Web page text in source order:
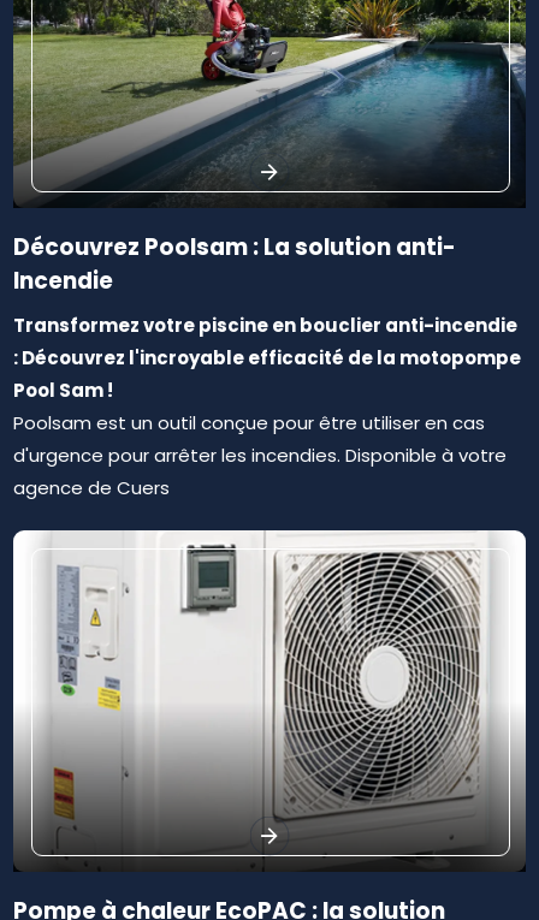
Découvrez Poolsam : La solution anti-
Incendie
Transformez votre piscine en bouclier anti-incendie
: Découvrez l'incroyable efficacité de la motopompe
Pool Sam !
Poolsam est un outil conçue pour être utiliser en cas
d'urgence pour arrêter les incendies. Disponible à votre
agence de Cuers